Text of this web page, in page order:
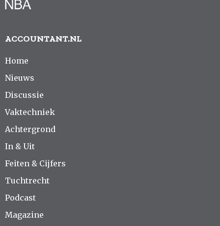
ACCOUNTANT.NL
Home
Nieuws
Discussie
Vaktechniek
Achtergrond
In & Uit
Feiten & Cijfers
Tuchtrecht
Podcast
Magazine